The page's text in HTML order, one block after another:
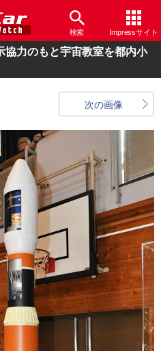
検索 Impressサイト
力のもと宇宙教室を都内小
次の画像